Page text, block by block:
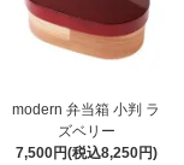
modern 弁当箱 小判 ラ
ズベリー
7,500円(税込8,250円)